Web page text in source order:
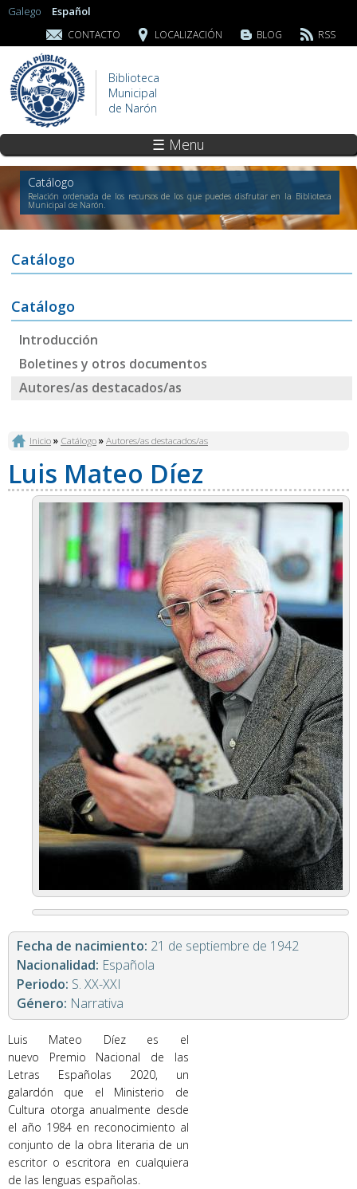
Galego Español
CONTACTO LOCALIZACIÓN BLOG RSS
Biblioteca
Municipal
de Narón
☰ Menu
Catálogo
Relación ordenada de los recursos de los que puedes disfrutar en la Biblioteca
Municipal de Narón.
Catálogo
Catálogo
Introducción
Boletines y otros documentos
Autores/as destacados/as
Se encuentra usted aquí
Inicio» Catálogo»Autores/as destacados/as
Luis Mateo Díez
Fecha de nacimiento: 21 de septiembre de 1942
Nacionalidad: Española
Periodo: S. XX-XXI
Género: Narrativa
Luis Mateo Díez es el
nuevo Premio Nacional de las
Letras Españolas 2020, un
galardón que el Ministerio de
Cultura otorga anualmente desde
el año 1984 en reconocimiento al
conjunto de la obra literaria de un
escritor o escritora en cualquiera
de las lenguas españolas.